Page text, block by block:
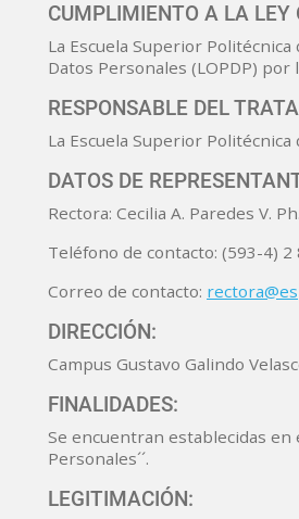
CUMPLIMIENTO A LA LEY
La Escuela Superior
Datos Personales (LOPDP)
RESPONSABLE DEL
La Escuela Superior Politécnica
DATOS DE
Rectora: Cecilia A. Paredes V.
Teléfono de contacto: (593-4) 2
Correo de contacto:
DIRECCIÓN:
Campus Gustavo Galindo
FINALIDADES:
Se encuentran establecidas
Personales´´.
LEGITIMACIÓN: